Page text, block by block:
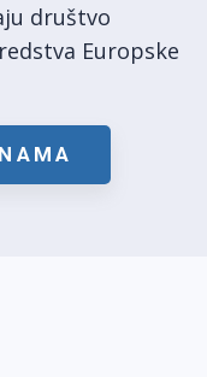
društvo
Europske